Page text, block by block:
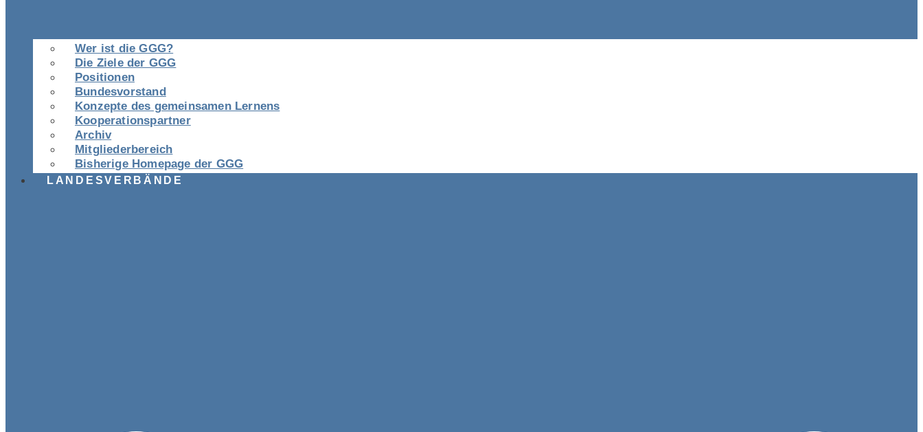
Wer ist die GGG?
Die Ziele der GGG
Positionen
Bundesvorstand
Konzepte des gemeinsamen Lernens
Kooperationspartner
Archiv
Mitgliederbereich
Bisherige Homepage der GGG
LANDESVERBÄNDE